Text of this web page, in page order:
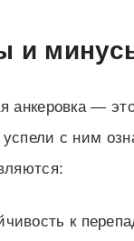
и
анкеровка —
с ним
к